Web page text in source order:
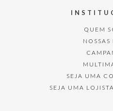
QUEM
NOSSAS
SEJA UMA
SEJA UMA